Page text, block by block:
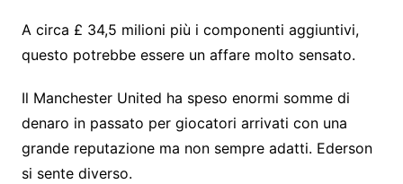
A circa £ 34,5 milioni più i componenti aggiuntivi,
questo potrebbe essere un affare molto sensato.
Il Manchester United ha speso enormi somme di
denaro in passato per giocatori arrivati ​​con una
grande reputazione ma non sempre adatti. Ederson
si sente diverso.